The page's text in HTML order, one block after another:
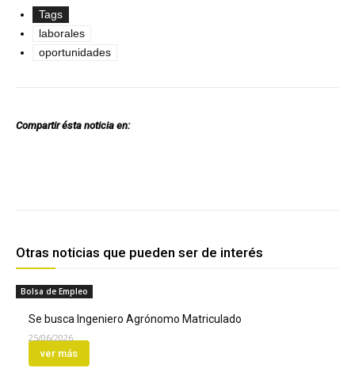
Tags
laborales
oportunidades
Compartir ésta noticia en:
Otras noticias que pueden ser de interés
Bolsa de Empleo
Se busca Ingeniero Agrónomo Matriculado
25/06/2026
ver más